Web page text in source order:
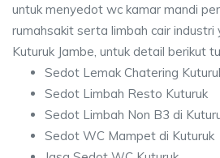
untuk menyedot wc kamar mandi
rumahsakit serta limbah cair industri
Kuturuk Jambe, untuk detail berikut
Sedot Lemak Chatering
Sedot Limbah Resto Kuturuk
Sedot Limbah Non B3 di
Sedot WC Mampet di Kuturuk